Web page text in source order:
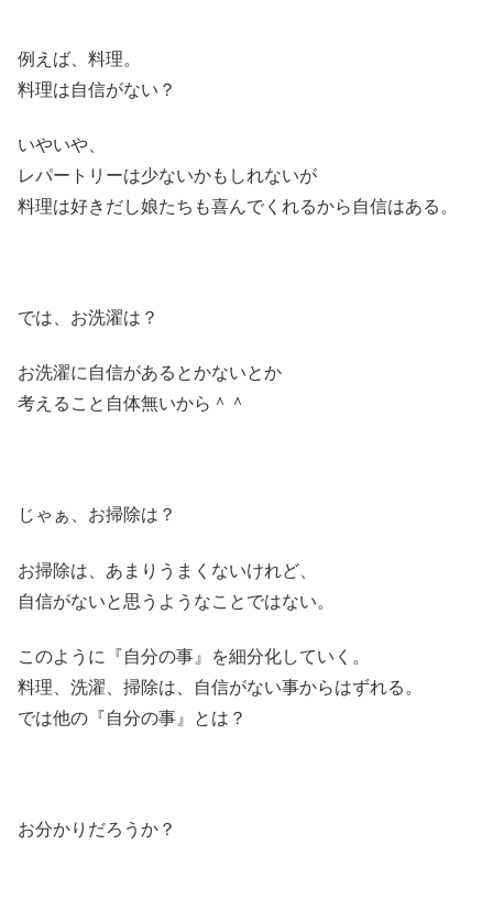
例えば、料理。
料理は自信がない？
いやいや、
レパートリーは少ないかもしれないが
料理は好きだし娘たちも喜んでくれるから自信はある。
では、お洗濯は？
お洗濯に自信があるとかないとか
考えること自体無いから＾＾
じゃぁ、お掃除は？
お掃除は、あまりうまくないけれど、
自信がないと思うようなことではない。
このように『自分の事』を細分化していく。
料理、洗濯、掃除は、自信がない事からはずれる。
では他の『自分の事』とは？
お分かりだろうか？